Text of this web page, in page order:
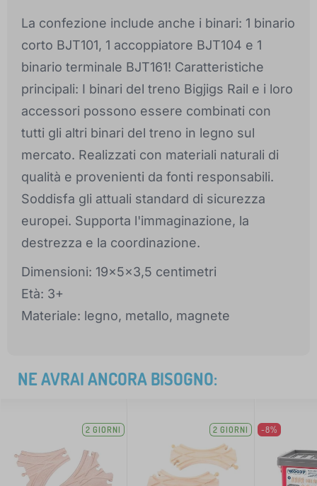
La confezione include anche i binari: 1 binario
corto BJT101, 1 accoppiatore BJT104 e 1
binario terminale BJT161! Caratteristiche
principali: I binari del treno Bigjigs Rail e i loro
accessori possono essere combinati con
tutti gli altri binari del treno in legno sul
mercato. Realizzati con materiali naturali di
qualità e provenienti da fonti responsabili.
Soddisfa gli attuali standard di sicurezza
europei. Supporta l'immaginazione, la
destrezza e la coordinazione.
Dimensioni: 19x5x3,5 centimetri
Età: 3+
Materiale: legno, metallo, magnete
NE AVRAI ANCORA BISOGNO:
2 GIORNI 2 GIORNI -8%